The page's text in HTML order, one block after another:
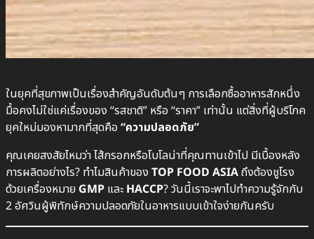
ในยุคที่สุขภาพเป็นเรื่องสำคัญอันดับต้นๆ การเลือกซื้ออาหารสักหนึ่ง
มื้อคงไม่ใช่แค่เรื่องของ “รสชาติ” หรือ “ราคา” เท่านั้น แต่สิ่งที่ผู้บริโภค
ยุคใหม่มองหามากที่สุดคือ “ความปลอดภัย”
คุณเคยสงสัยไหมว่า ไส้กรอกหรือโบโลน่าที่คุณทานเข้าไป มีเบื้องหลัง
การผลิตอย่างไร? ทำไมสินค้าของ TOP FOOD ASIAถึงต้องชูโรง
ด้วยเครื่องหมาย GMP และHACCP? วันนี้เราจะพาไปทำความรู้จักกับ
2 อัศวินผู้พิทักษ์ความปลอดภัยในอาหารแบบเข้าใจง่ายกันครับ